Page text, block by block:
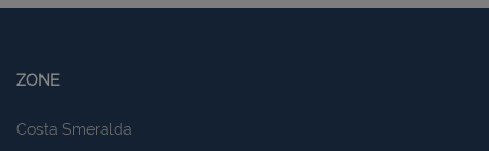
ZONE
Costa Smeralda